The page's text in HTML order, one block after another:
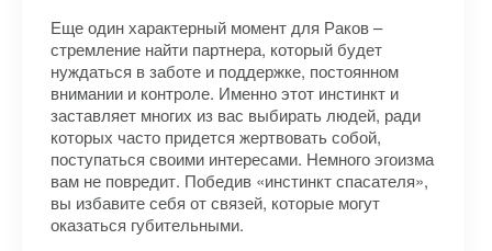
Еще один характерный момент для Раков –
стремление найти партнера, который будет
нуждаться в заботе и поддержке, постоянном
внимании и контроле. Именно этот инстинкт и
заставляет многих из вас выбирать людей, ради
которых часто придется жертвовать собой,
поступаться своими интересами. Немного эгоизма
вам не повредит. Победив «инстинкт спасателя»,
вы избавите себя от связей, которые могут
оказаться губительными.